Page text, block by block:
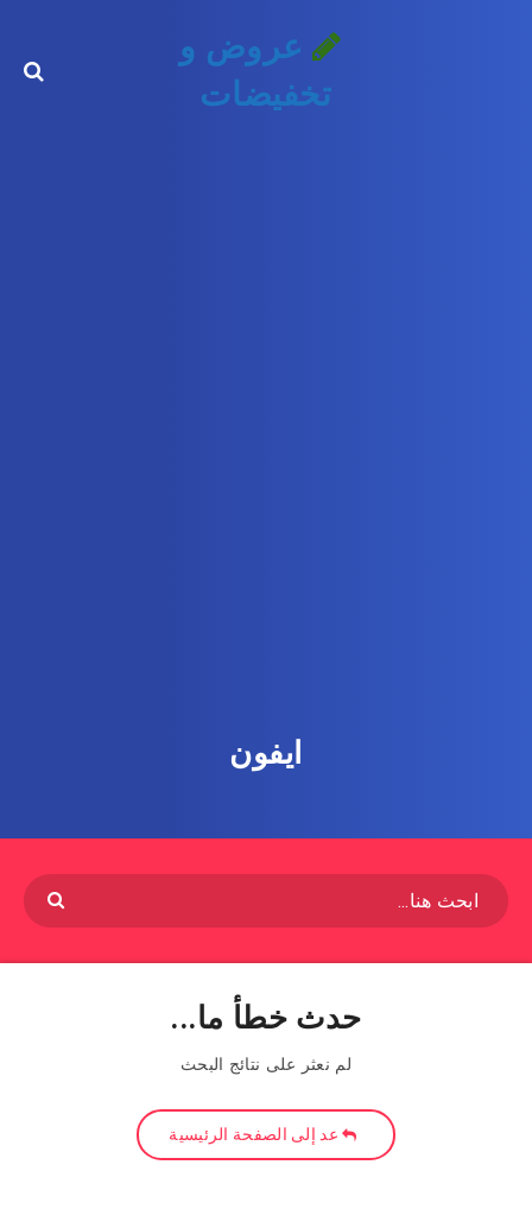
عروض و
تخفيضات
ايفون
حدث خطأ ما...
لم نعثر على نتائج البحث
عد إلى الصفحة الرئيسية